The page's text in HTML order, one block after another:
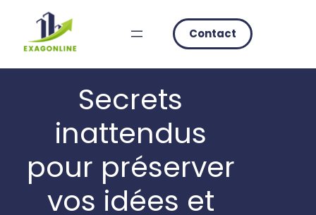
content
Contact
Secrets
inattendus
pour préserver
vos idées et